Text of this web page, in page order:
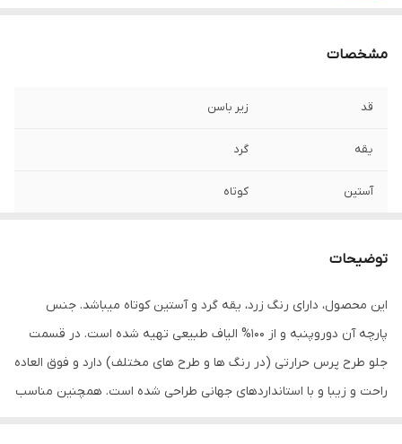
مشخصات
قد زیر باسن
یقه گرد
آستین کوتاه
توضیحات
این محصول، دارای رنگ زرد، یقه گرد و آستین کوتاه میباشد. جنس
پارچه آن دوروپنبه و از 100% الیاف طبیعی تهیه شده است. در قسمت
جلو طرح پرس حرارتی (در رنگ ها و طرح های مختلف) دارد و فوق العاده
راحت و زیبا و با استانداردهای جهانی طراحی شده است. همچنین مناسب